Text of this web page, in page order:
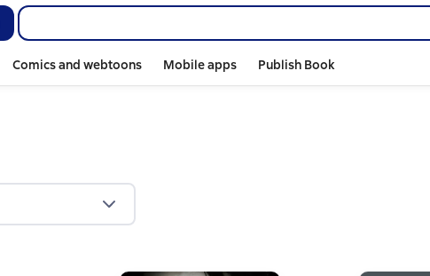
Comics and webtoons Mobile apps Publish Book